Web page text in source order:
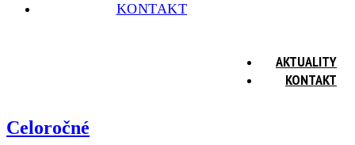
KONTAKT
AKTUALITY
KONTAKT
Celoročné